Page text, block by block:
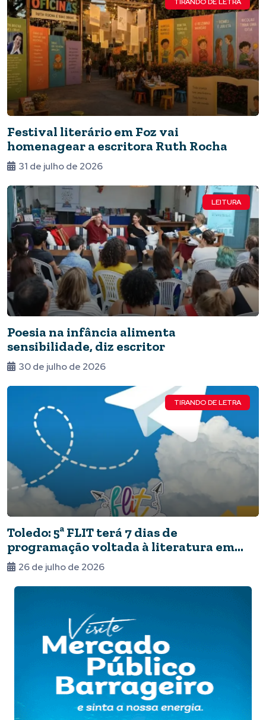
Festival literário em Foz vai
homenagear a escritora Ruth Rocha
31 de julho de 2026
LEITURA
Poesia na infância alimenta
sensibilidade, diz escritor
30 de julho de 2026
TIRANDO DE LETRA
Toledo: 5ª FLIT terá 7 dias de
programação voltada à literatura em
agosto
26 de julho de 2026